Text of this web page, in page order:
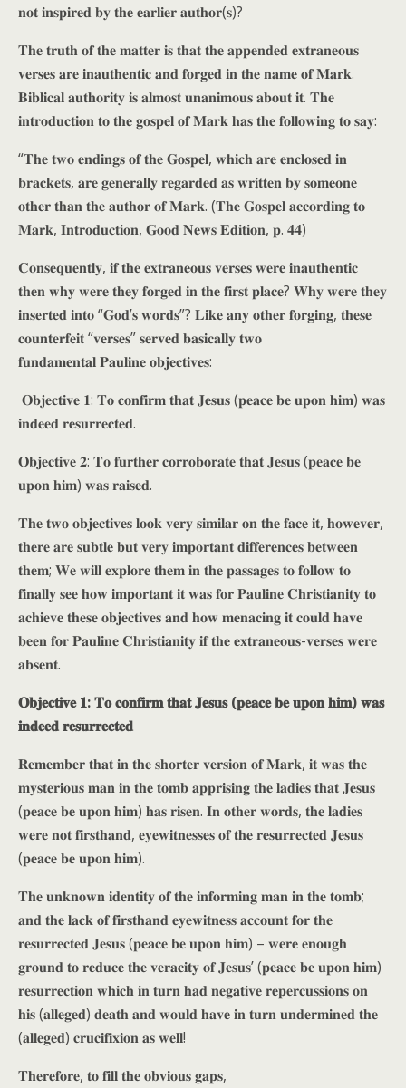
𝐧𝐨𝐭 𝐢𝐧𝐬𝐩𝐢𝐫𝐞𝐝 𝐛𝐲 𝐭𝐡𝐞 𝐞𝐚𝐫𝐥𝐢𝐞𝐫 𝐚𝐮𝐭𝐡𝐨𝐫(𝐬)?
𝐓𝐡𝐞 𝐭𝐫𝐮𝐭𝐡 𝐨𝐟 𝐭𝐡𝐞 𝐦𝐚𝐭𝐭𝐞𝐫 𝐢𝐬 𝐭𝐡𝐚𝐭 𝐭𝐡𝐞 𝐚𝐩𝐩𝐞𝐧𝐝𝐞𝐝 𝐞𝐱𝐭𝐫𝐚𝐧𝐞𝐨𝐮𝐬
𝐯𝐞𝐫𝐬𝐞𝐬 𝐚𝐫𝐞 𝐢𝐧𝐚𝐮𝐭𝐡𝐞𝐧𝐭𝐢𝐜 𝐚𝐧𝐝 𝐟𝐨𝐫𝐠𝐞𝐝 𝐢𝐧 𝐭𝐡𝐞 𝐧𝐚𝐦𝐞 𝐨𝐟 𝐌𝐚𝐫𝐤.
𝐁𝐢𝐛𝐥𝐢𝐜𝐚𝐥 𝐚𝐮𝐭𝐡𝐨𝐫𝐢𝐭𝐲 𝐢𝐬 𝐚𝐥𝐦𝐨𝐬𝐭 𝐮𝐧𝐚𝐧𝐢𝐦𝐨𝐮𝐬 𝐚𝐛𝐨𝐮𝐭 𝐢𝐭. 𝐓𝐡𝐞
𝐢𝐧𝐭𝐫𝐨𝐝𝐮𝐜𝐭𝐢𝐨𝐧 𝐭𝐨 𝐭𝐡𝐞 𝐠𝐨𝐬𝐩𝐞𝐥 𝐨𝐟 𝐌𝐚𝐫𝐤 𝐡𝐚𝐬 𝐭𝐡𝐞 𝐟𝐨𝐥𝐥𝐨𝐰𝐢𝐧𝐠 𝐭𝐨 𝐬𝐚𝐲:
“𝐓𝐡𝐞 𝐭𝐰𝐨 𝐞𝐧𝐝𝐢𝐧𝐠𝐬 𝐨𝐟 𝐭𝐡𝐞 𝐆𝐨𝐬𝐩𝐞𝐥, 𝐰𝐡𝐢𝐜𝐡 𝐚𝐫𝐞 𝐞𝐧𝐜𝐥𝐨𝐬𝐞𝐝 𝐢𝐧
𝐛𝐫𝐚𝐜𝐤𝐞𝐭𝐬, 𝐚𝐫𝐞 𝐠𝐞𝐧𝐞𝐫𝐚𝐥𝐥𝐲 𝐫𝐞𝐠𝐚𝐫𝐝𝐞𝐝 𝐚𝐬 𝐰𝐫𝐢𝐭𝐭𝐞𝐧 𝐛𝐲 𝐬𝐨𝐦𝐞𝐨𝐧𝐞
𝐨𝐭𝐡𝐞𝐫 𝐭𝐡𝐚𝐧 𝐭𝐡𝐞 𝐚𝐮𝐭𝐡𝐨𝐫 𝐨𝐟 𝐌𝐚𝐫𝐤. (𝐓𝐡𝐞 𝐆𝐨𝐬𝐩𝐞𝐥 𝐚𝐜𝐜𝐨𝐫𝐝𝐢𝐧𝐠 𝐭𝐨
𝐌𝐚𝐫𝐤, 𝐈𝐧𝐭𝐫𝐨𝐝𝐮𝐜𝐭𝐢𝐨𝐧, 𝐆𝐨𝐨𝐝 𝐍𝐞𝐰𝐬 𝐄𝐝𝐢𝐭𝐢𝐨𝐧, 𝐩. 𝟒𝟒)
𝐂𝐨𝐧𝐬𝐞𝐪𝐮𝐞𝐧𝐭𝐥𝐲, 𝐢𝐟 𝐭𝐡𝐞 𝐞𝐱𝐭𝐫𝐚𝐧𝐞𝐨𝐮𝐬 𝐯𝐞𝐫𝐬𝐞𝐬 𝐰𝐞𝐫𝐞 𝐢𝐧𝐚𝐮𝐭𝐡𝐞𝐧𝐭𝐢𝐜
𝐭𝐡𝐞𝐧 𝐰𝐡𝐲 𝐰𝐞𝐫𝐞 𝐭𝐡𝐞𝐲 𝐟𝐨𝐫𝐠𝐞𝐝 𝐢𝐧 𝐭𝐡𝐞 𝐟𝐢𝐫𝐬𝐭 𝐩𝐥𝐚𝐜𝐞? 𝐖𝐡𝐲 𝐰𝐞𝐫𝐞 𝐭𝐡𝐞𝐲
𝐢𝐧𝐬𝐞𝐫𝐭𝐞𝐝 𝐢𝐧𝐭𝐨 “𝐆𝐨𝐝’𝐬 𝐰𝐨𝐫𝐝𝐬”? 𝐋𝐢𝐤𝐞 𝐚𝐧𝐲 𝐨𝐭𝐡𝐞𝐫 𝐟𝐨𝐫𝐠𝐢𝐧𝐠, 𝐭𝐡𝐞𝐬𝐞
𝐜𝐨𝐮𝐧𝐭𝐞𝐫𝐟𝐞𝐢𝐭 “𝐯𝐞𝐫𝐬𝐞𝐬” 𝐬𝐞𝐫𝐯𝐞𝐝 𝐛𝐚𝐬𝐢𝐜𝐚𝐥𝐥𝐲 𝐭𝐰𝐨
𝐟𝐮𝐧𝐝𝐚𝐦𝐞𝐧𝐭𝐚𝐥 𝐏𝐚𝐮𝐥𝐢𝐧𝐞 𝐨𝐛𝐣𝐞𝐜𝐭𝐢𝐯𝐞𝐬:
𝐎𝐛𝐣𝐞𝐜𝐭𝐢𝐯𝐞 𝟏: 𝐓𝐨 𝐜𝐨𝐧𝐟𝐢𝐫𝐦 𝐭𝐡𝐚𝐭 𝐉𝐞𝐬𝐮𝐬 (𝐩𝐞𝐚𝐜𝐞 𝐛𝐞 𝐮𝐩𝐨𝐧 𝐡𝐢𝐦) 𝐰𝐚𝐬
𝐢𝐧𝐝𝐞𝐞𝐝 𝐫𝐞𝐬𝐮𝐫𝐫𝐞𝐜𝐭𝐞𝐝.
𝐎𝐛𝐣𝐞𝐜𝐭𝐢𝐯𝐞 𝟐: 𝐓𝐨 𝐟𝐮𝐫𝐭𝐡𝐞𝐫 𝐜𝐨𝐫𝐫𝐨𝐛𝐨𝐫𝐚𝐭𝐞 𝐭𝐡𝐚𝐭 𝐉𝐞𝐬𝐮𝐬 (𝐩𝐞𝐚𝐜𝐞 𝐛𝐞
𝐮𝐩𝐨𝐧 𝐡𝐢𝐦) 𝐰𝐚𝐬 𝐫𝐚𝐢𝐬𝐞𝐝.
𝐓𝐡𝐞 𝐭𝐰𝐨 𝐨𝐛𝐣𝐞𝐜𝐭𝐢𝐯𝐞𝐬 𝐥𝐨𝐨𝐤 𝐯𝐞𝐫𝐲 𝐬𝐢𝐦𝐢𝐥𝐚𝐫 𝐨𝐧 𝐭𝐡𝐞 𝐟𝐚𝐜𝐞 𝐢𝐭, 𝐡𝐨𝐰𝐞𝐯𝐞𝐫,
𝐭𝐡𝐞𝐫𝐞 𝐚𝐫𝐞 𝐬𝐮𝐛𝐭𝐥𝐞 𝐛𝐮𝐭 𝐯𝐞𝐫𝐲 𝐢𝐦𝐩𝐨𝐫𝐭𝐚𝐧𝐭 𝐝𝐢𝐟𝐟𝐞𝐫𝐞𝐧𝐜𝐞𝐬 𝐛𝐞𝐭𝐰𝐞𝐞𝐧
𝐭𝐡𝐞𝐦; 𝐖𝐞 𝐰𝐢𝐥𝐥 𝐞𝐱𝐩𝐥𝐨𝐫𝐞 𝐭𝐡𝐞𝐦 𝐢𝐧 𝐭𝐡𝐞 𝐩𝐚𝐬𝐬𝐚𝐠𝐞𝐬 𝐭𝐨 𝐟𝐨𝐥𝐥𝐨𝐰 𝐭𝐨
𝐟𝐢𝐧𝐚𝐥𝐥𝐲 𝐬𝐞𝐞 𝐡𝐨𝐰 𝐢𝐦𝐩𝐨𝐫𝐭𝐚𝐧𝐭 𝐢𝐭 𝐰𝐚𝐬 𝐟𝐨𝐫 𝐏𝐚𝐮𝐥𝐢𝐧𝐞 𝐂𝐡𝐫𝐢𝐬𝐭𝐢𝐚𝐧𝐢𝐭𝐲 𝐭𝐨
𝐚𝐜𝐡𝐢𝐞𝐯𝐞 𝐭𝐡𝐞𝐬𝐞 𝐨𝐛𝐣𝐞𝐜𝐭𝐢𝐯𝐞𝐬 𝐚𝐧𝐝 𝐡𝐨𝐰 𝐦𝐞𝐧𝐚𝐜𝐢𝐧𝐠 𝐢𝐭 𝐜𝐨𝐮𝐥𝐝 𝐡𝐚𝐯𝐞
𝐛𝐞𝐞𝐧 𝐟𝐨𝐫 𝐏𝐚𝐮𝐥𝐢𝐧𝐞 𝐂𝐡𝐫𝐢𝐬𝐭𝐢𝐚𝐧𝐢𝐭𝐲 𝐢𝐟 𝐭𝐡𝐞 𝐞𝐱𝐭𝐫𝐚𝐧𝐞𝐨𝐮𝐬-𝐯𝐞𝐫𝐬𝐞𝐬 𝐰𝐞𝐫𝐞
𝐚𝐛𝐬𝐞𝐧𝐭.
𝐎𝐛𝐣𝐞𝐜𝐭𝐢𝐯𝐞 𝟏: 𝐓𝐨 𝐜𝐨𝐧𝐟𝐢𝐫𝐦 𝐭𝐡𝐚𝐭 𝐉𝐞𝐬𝐮𝐬 (𝐩𝐞𝐚𝐜𝐞 𝐛𝐞 𝐮𝐩𝐨𝐧 𝐡𝐢𝐦) 𝐰𝐚𝐬
𝐢𝐧𝐝𝐞𝐞𝐝 𝐫𝐞𝐬𝐮𝐫𝐫𝐞𝐜𝐭𝐞𝐝
𝐑𝐞𝐦𝐞𝐦𝐛𝐞𝐫 𝐭𝐡𝐚𝐭 𝐢𝐧 𝐭𝐡𝐞 𝐬𝐡𝐨𝐫𝐭𝐞𝐫 𝐯𝐞𝐫𝐬𝐢𝐨𝐧 𝐨𝐟 𝐌𝐚𝐫𝐤, 𝐢𝐭 𝐰𝐚𝐬 𝐭𝐡𝐞
𝐦𝐲𝐬𝐭𝐞𝐫𝐢𝐨𝐮𝐬 𝐦𝐚𝐧 𝐢𝐧 𝐭𝐡𝐞 𝐭𝐨𝐦𝐛 𝐚𝐩𝐩𝐫𝐢𝐬𝐢𝐧𝐠 𝐭𝐡𝐞 𝐥𝐚𝐝𝐢𝐞𝐬 𝐭𝐡𝐚𝐭 𝐉𝐞𝐬𝐮𝐬
(𝐩𝐞𝐚𝐜𝐞 𝐛𝐞 𝐮𝐩𝐨𝐧 𝐡𝐢𝐦) 𝐡𝐚𝐬 𝐫𝐢𝐬𝐞𝐧. 𝐈𝐧 𝐨𝐭𝐡𝐞𝐫 𝐰𝐨𝐫𝐝𝐬, 𝐭𝐡𝐞 𝐥𝐚𝐝𝐢𝐞𝐬
𝐰𝐞𝐫𝐞 𝐧𝐨𝐭 𝐟𝐢𝐫𝐬𝐭𝐡𝐚𝐧𝐝, 𝐞𝐲𝐞𝐰𝐢𝐭𝐧𝐞𝐬𝐬𝐞𝐬 𝐨𝐟 𝐭𝐡𝐞 𝐫𝐞𝐬𝐮𝐫𝐫𝐞𝐜𝐭𝐞𝐝 𝐉𝐞𝐬𝐮𝐬
(𝐩𝐞𝐚𝐜𝐞 𝐛𝐞 𝐮𝐩𝐨𝐧 𝐡𝐢𝐦).
𝐓𝐡𝐞 𝐮𝐧𝐤𝐧𝐨𝐰𝐧 𝐢𝐝𝐞𝐧𝐭𝐢𝐭𝐲 𝐨𝐟 𝐭𝐡𝐞 𝐢𝐧𝐟𝐨𝐫𝐦𝐢𝐧𝐠 𝐦𝐚𝐧 𝐢𝐧 𝐭𝐡𝐞 𝐭𝐨𝐦𝐛;
𝐚𝐧𝐝 𝐭𝐡𝐞 𝐥𝐚𝐜𝐤 𝐨𝐟 𝐟𝐢𝐫𝐬𝐭𝐡𝐚𝐧𝐝 𝐞𝐲𝐞𝐰𝐢𝐭𝐧𝐞𝐬𝐬 𝐚𝐜𝐜𝐨𝐮𝐧𝐭 𝐟𝐨𝐫 𝐭𝐡𝐞
𝐫𝐞𝐬𝐮𝐫𝐫𝐞𝐜𝐭𝐞𝐝 𝐉𝐞𝐬𝐮𝐬 (𝐩𝐞𝐚𝐜𝐞 𝐛𝐞 𝐮𝐩𝐨𝐧 𝐡𝐢𝐦) – 𝐰𝐞𝐫𝐞 𝐞𝐧𝐨𝐮𝐠𝐡
𝐠𝐫𝐨𝐮𝐧𝐝 𝐭𝐨 𝐫𝐞𝐝𝐮𝐜𝐞 𝐭𝐡𝐞 𝐯𝐞𝐫𝐚𝐜𝐢𝐭𝐲 𝐨𝐟 𝐉𝐞𝐬𝐮𝐬’ (𝐩𝐞𝐚𝐜𝐞 𝐛𝐞 𝐮𝐩𝐨𝐧 𝐡𝐢𝐦)
𝐫𝐞𝐬𝐮𝐫𝐫𝐞𝐜𝐭𝐢𝐨𝐧 𝐰𝐡𝐢𝐜𝐡 𝐢𝐧 𝐭𝐮𝐫𝐧 𝐡𝐚𝐝 𝐧𝐞𝐠𝐚𝐭𝐢𝐯𝐞 𝐫𝐞𝐩𝐞𝐫𝐜𝐮𝐬𝐬𝐢𝐨𝐧𝐬 𝐨𝐧
𝐡𝐢𝐬 (𝐚𝐥𝐥𝐞𝐠𝐞𝐝) 𝐝𝐞𝐚𝐭𝐡 𝐚𝐧𝐝 𝐰𝐨𝐮𝐥𝐝 𝐡𝐚𝐯𝐞 𝐢𝐧 𝐭𝐮𝐫𝐧 𝐮𝐧𝐝𝐞𝐫𝐦𝐢𝐧𝐞𝐝 𝐭𝐡𝐞
(𝐚𝐥𝐥𝐞𝐠𝐞𝐝) 𝐜𝐫𝐮𝐜𝐢𝐟𝐢𝐱𝐢𝐨𝐧 𝐚𝐬 𝐰𝐞𝐥𝐥!
𝐓𝐡𝐞𝐫𝐞𝐟𝐨𝐫𝐞, 𝐭𝐨 𝐟𝐢𝐥𝐥 𝐭𝐡𝐞 𝐨𝐛𝐯𝐢𝐨𝐮𝐬 𝐠𝐚𝐩𝐬,